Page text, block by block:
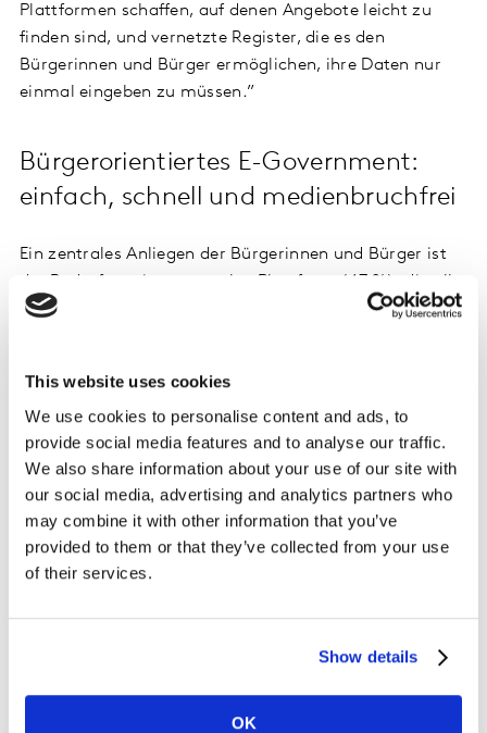
This website uses cookies
We use cookies to personalise content and ads, to
provide social media features and to analyse our traffic.
We also share information about your use of our site with
our social media, advertising and analytics partners who
may combine it with other information that you’ve
provided to them or that they’ve collected from your use
of their services.
Show details
OK
Plattformen schaffen, auf denen Angebote leicht zu
finden sind, und vernetzte Register, die es den
Bürgerinnen und Bürger ermöglichen, ihre Daten nur
einmal eingeben zu müssen.”
Bürgerorientiertes E-Government:
einfach, schnell und medienbruchfrei
Ein zentrales Anliegen der Bürgerinnen und Bürger ist
der Bedarf an einer zentralen Plattform (47 %), die alle
digitalen Verwaltungsdienste bündelt. Dahinter steht
sagen, dass sie nicht wissen, ob ein bestimmtes
Angebot online verfügbar ist. 38 % haben
Schwierigkeiten, sich auf den entsprechenden Websites
zurechtzufinden. Und 66 % wünschen sich, dass der
Staat sie aktiv informiert, anstatt dass sie selbst nach
Informationen suchen müssen.
Für 46 % ist der schnellere Erhalt von Leistungen im
erfordert eine umfassende und effektive Digitalisierung
automatisiert und Fachkräfte entlastet werden können.